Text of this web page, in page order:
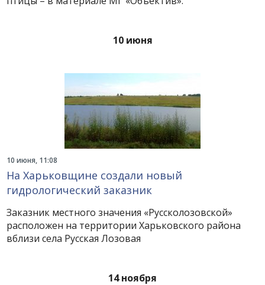
10 июня
10 июня, 11:08
На Харьковщине создали новый
гидрологический заказник
Заказник местного значения «Руссколозовской»
расположен на территории Харьковского района
вблизи села Русская Лозовая
14 ноября